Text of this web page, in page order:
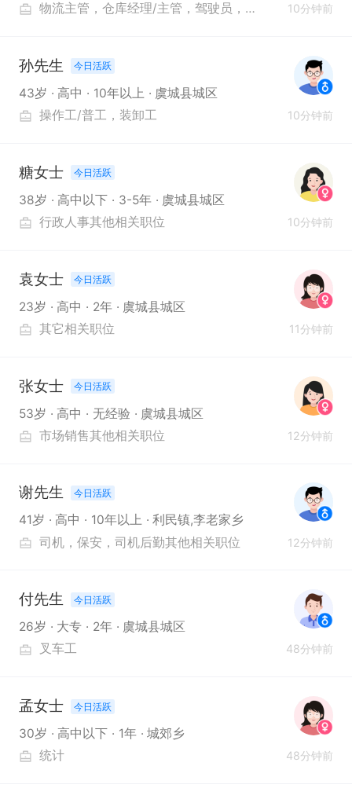
物流主管
仓库经理/主管 驾驶员 物流经理 物流贸
10分钟前
孙先生 今日活跃
43岁 高中 10年以上
虞城县城区
操作工/普工
装卸工 10分钟前
糖女士 今日活跃
38岁 高中以下 3-5年
虞城县城区
行政人事其他相关职位
10分钟前
袁女士 今日活跃
23岁 高中 2年
虞城县城区
其它相关职位
11分钟前
张女士 今日活跃
53岁 高中 无经验
虞城县城区
市场销售其他相关职位
12分钟前
谢先生 今日活跃
41岁 高中 10年以上
利民镇,李老家乡
司机
保安 司机后勤其他相关职位 12分钟前
付先生 今日活跃
26岁 大专 2年
虞城县城区
叉车工
48分钟前
孟女士 今日活跃
30岁 高中以下 1年
城郊乡
统计
48分钟前